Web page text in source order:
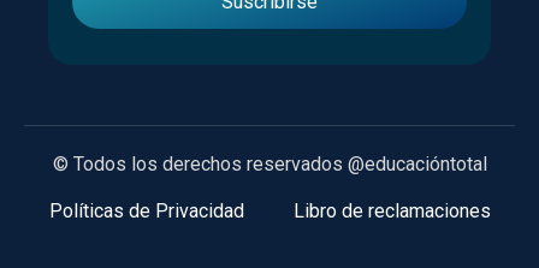
© Todos los derechos reservados @educacióntotal
Políticas de Privacidad Libro de reclamaciones